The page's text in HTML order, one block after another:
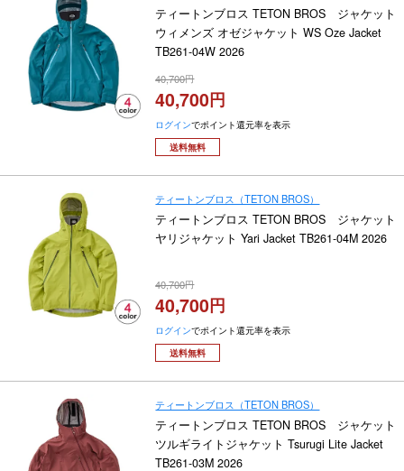
ティートンブロス TETON BROS ジャケット
ウィメンズ オゼジャケット WS Oze Jacket
TB261-04W 2026
40,700
40,700
ログインでポイント還元率を表示
送料無料
ティートンブロス（TETON BROS）
ティートンブロス TETON BROS ジャケット
ヤリジャケット Yari Jacket TB261-04M 2026
40,700
40,700
ログインでポイント還元率を表示
送料無料
ティートンブロス（TETON BROS）
ティートンブロス TETON BROS ジャケット
ツルギライトジャケット Tsurugi Lite Jacket
TB261-03M 2026